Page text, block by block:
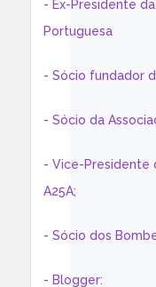
- Ex-Presidente
Portuguesa
- Sócio fundador
- Sócio da
- Vice-Presidente
A25A;
- Sócio dos
- Blogger: